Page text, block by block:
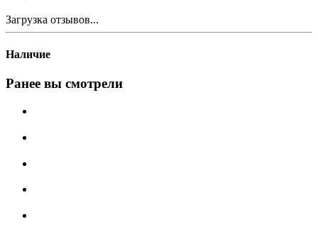
Загрузка отзывов...
Наличие
Ранее вы смотрели